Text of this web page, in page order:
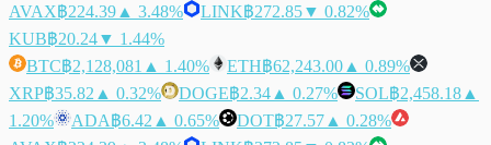
AVAX฿224.39 ▲ 3.48% LINK฿272.85▼ 0.82%
KUB฿20.24▼ 1.44%
BTC฿2,128,081 ▲ 1.40% ETH฿62,243.00 ▲ 0.89%
XRP฿35.82 ▲ 0.32% DOGE฿2.34 ▲ 0.27% SOL฿2,458.18 ▲
1.20%
ADA฿6.42 ▲ 0.65% DOT฿27.57 ▲ 0.28%